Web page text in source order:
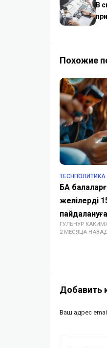
В
Похожие
TECHПОЛИТИКА
БАӘ
желілерді
ГУЛЬНУР
2 МЕСЯЦА
Добавить
Ваш адрес